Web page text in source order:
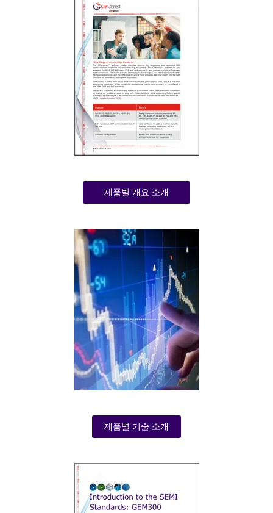
제품별 개요 소개
제품별 기술 소개